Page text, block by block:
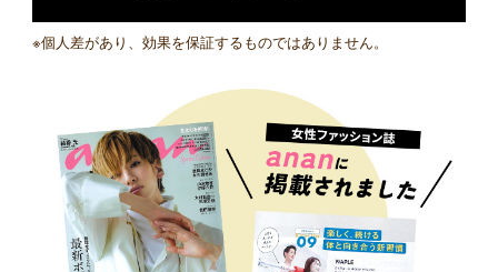
※個人差があり、効果を保証するものではありません。